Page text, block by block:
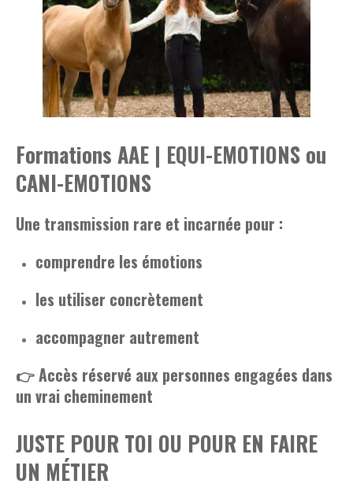
Formations AAE | EQUI-EMOTIONS ou
CANI-EMOTIONS
Une transmission rare et incarnée pour :
comprendre les émotions
les utiliser concrètement
accompagner autrement
👉 Accès réservé aux personnes engagées dans
un vrai cheminement
JUSTE POUR TOI OU POUR EN FAIRE
UN MÉTIER